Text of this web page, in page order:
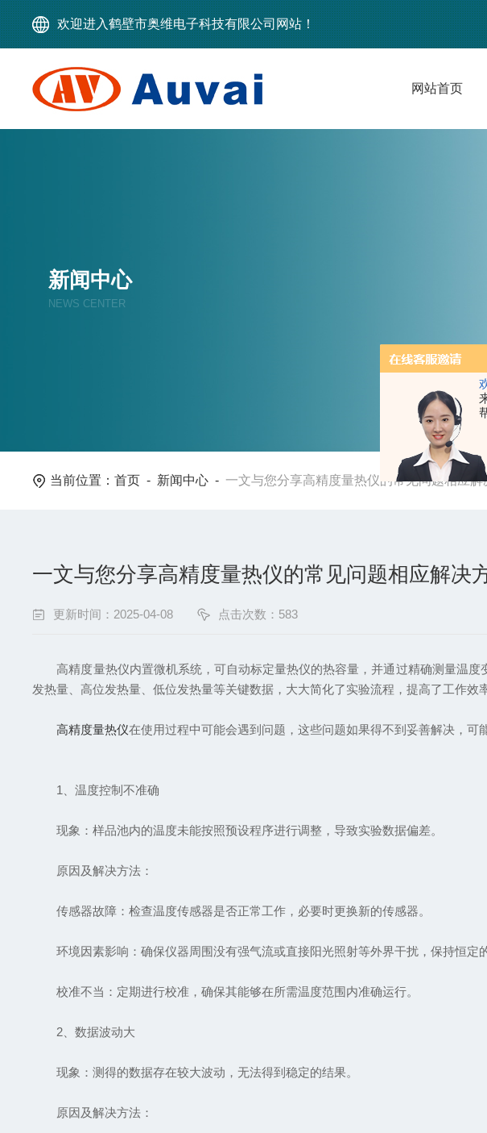
欢迎进入鹤壁市奥维电子科技有限公司网站！
网站首页
新闻中心
NEWS CENTER
当前位置：首页 - 新闻中心 - 一文与您分享高精度量热仪的常见问题相应解
一文与您分享高精度量热仪的常见问题相应解决
更新时间：2025-04-08 点击次数：583
高精度量热仪内置微机系统，可自动标定量热仪的热容量，并通过精确测量温度
发热量、高位发热量、低位发热量等关键数据，大大简化了实验流程，提高了工作效率
高精度量热仪在使用过程中可能会遇到问题，这些问题如果得不到妥善解决，可
1、温度控制不准确
现象：样品池内的温度未能按照预设程序进行调整，导致实验数据偏差。
原因及解决方法：
传感器故障：检查温度传感器是否正常工作，必要时更换新的传感器。
环境因素影响：确保仪器周围没有强气流或直接阳光照射等外界干扰，保持恒定的
校准不当：定期进行校准，确保其能够在所需温度范围内准确运行。
2、数据波动大
现象：测得的数据存在较大波动，无法得到稳定的结果。
原因及解决方法：